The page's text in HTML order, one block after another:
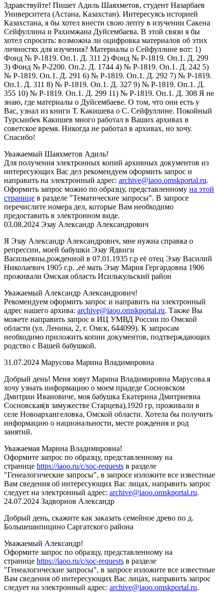
Здравствуйте! Пишет Адиль Шаяхметов, студент Назарбаев
Университета (Астана, Казахстан). Интересуясь историей
Казахстана, я бы хотел внести свою лепту в изучении Сакена
Сейфуллина и Рахимжана Дуйсембаева. В этой связи я бы
хотел спросить: возможна ли оцифровка материалов об этих
личностях для изучения? Материалы о Сейфуллине вот: 1)
Фонд № Р-1819. Оп.1. Д. 311 2) Фонд № Р-1819. Оп.1. Д. 299
3) Фонд № Р-2200. Оп.2. Д. 1744 4) № Р-1819. Оп.1. Д. 242 5)
№ Р-1819. Оп.1. Д. 291 6) № Р-1819. Оп.1. Д. 292 7) № Р-1819.
Оп.1. Д. 311 8) № Р-1819. Оп.1. Д. 327 9) № Р-1819. Оп.1. Д.
355 10) № Р-1819. Оп.1. Д. 299 11) № Р-1819. Оп.1. Д. 308 Я не
знаю, где материалы о Дуйсембаеве. О том, что они есть у
Вас, узнал из книги Т. Какишева о С. Сейфуллине. Покойный
Турсынбек Какишев много работал в Ваших архивах в
советское время. Никогда не работал в архивах, но хочу.
Спасибо!
Уважаемый Шаяхметов Адиль!
Для получения электронных копий архивных документов из
интересующих Вас дел рекомендуем оформить запрос и
направить на электронный адрес: archive@iaoo.omskportal.ru.
Оформить запрос можно по образцу, представленному на этой
странице в разделе "Тематические запросы". В запросе
перечислите номера дел, которые Вам необходимо
предоставить в электронном виде.
03.08.2024 Эзау Александр Александрович
Я Эзау Александр Александрович, мне нужна справка о
репрессии, моей бабушки Эзау Ядвиги
Васильевны,рожденной в 07.01.1935 г.р её отец Эзау Василий
Николаевич 1905 г.р. ,её мать Эзау Мария Гергардовна 1906
проживали Омская область Исилькульский район
Уважаемый Александр Александрович!
Рекомендуем оформить запрос и направить на электронный
адрес нашего архива: archive@iaoo.omskportal.ru. Также Вы
можете направить запрос в ИЦ УМВД России по Омской
области (ул. Ленина, 2, г. Омск, 644099). К запросам
необходимо приложить копии документов, подтверждающих
родство с Вашей бабушкой.
31.07.2024 Марусова Марина Владимировна
Добрый день! Меня зовут Марина Владимировна Марусова.я
хочу узнать информацию о моем прадеде Сосновском
Дмитрии Ивановиче, моя бабушка Екатерина Дмитриевна
Сосновская(в замужестве Старцева),1920 гр, проживали в
селе Новоархангеловка, Омской области. Хотела бы получить
информацию о национальности, месте рождения и род
занятий.
Уважаемая Марина Владимировна!
Оформите запрос по образцу, представленному на
странице https://iaoo.ru/c/soc-requests в разделе
"Генеалогические запросы", в запросе изложите все известные
Вам сведения об интересующих Вас лицах, направить запрос
следует на электронный адрес: archive@iaoo.omskportal.ru.
24.07.2024 Задворнов Александр
Добрый день, скажите как заказать семейное древо по д.
Большешипицино Саргатского района
Уважаемый Александр!
Оформите запрос по образцу, представленному на
странице https://iaoo.ru/c/soc-requests в разделе
"Генеалогические запросы", в запросе изложите все известные
Вам сведения об интересующих Вас лицах, направить запрос
следует на электронный адрес: archive@iaoo.omskportal.ru.